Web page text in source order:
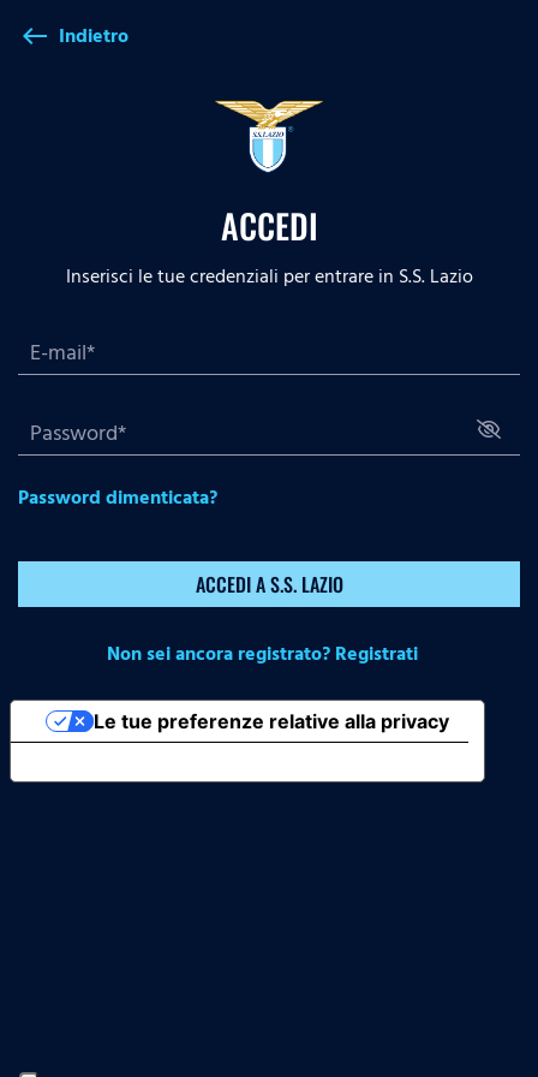
west Indietro
ACCEDI
Inserisci le tue credenziali per entrare in S.S. Lazio
Password dimenticata?
ACCEDI A S.S. LAZIO
Non sei ancora registrato? Registrati
Le tue preferenze relative alla privacy